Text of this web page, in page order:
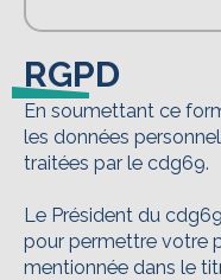
RGPD
En soumettant ce
les données
traitées par le cdg69.
Le Président du
pour permettre votre
mentionnée dans le